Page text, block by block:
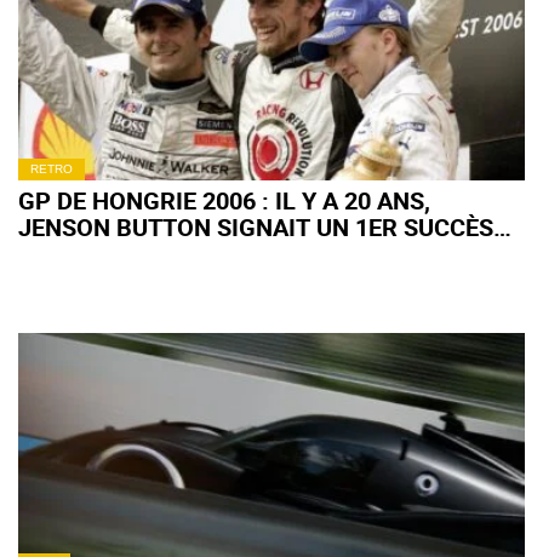
RETRO
GP DE HONGRIE 2006 : IL Y A 20 ANS,
JENSON BUTTON SIGNAIT UN 1ER SUCCÈS